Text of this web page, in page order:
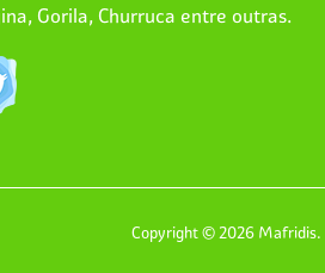
Gorila, Churruca entre outras.
Copyright © 2026 Mafridis.